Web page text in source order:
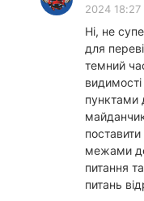
2024 18:27
Ні, не
для
темний
пунктами
поставити
межами
питання
питань